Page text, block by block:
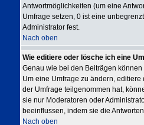
Antwortmöglichkeiten (um eine
Umfrage setzen, 0 ist eine
Administrator fest.
Nach oben
Wie editiere oder lösche ich eine
Genau wie bei den Beiträgen
Um eine Umfrage zu ändern,
der Umfrage teilgenommen hat,
sie nur Moderatoren oder
beeinflussen, indem sie die
Nach oben